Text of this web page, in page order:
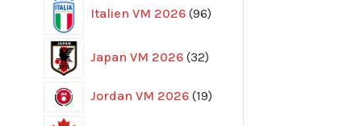
Italien VM 2026 96
produkter
Japan VM 2026 32
produkter
Jordan VM 2026 1919